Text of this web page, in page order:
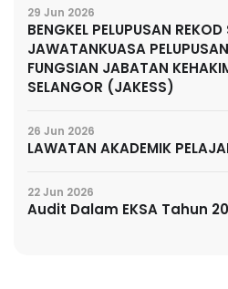
29 Jun 2026
BENGKEL PELUPUSAN
JAWATANKUASA
FUNGSIAN JABATAN
SELANGOR (JAKESS)
26 Jun 2026
LAWATAN AKADEMIK
22 Jun 2026
Audit Dalam EKSA Tahun